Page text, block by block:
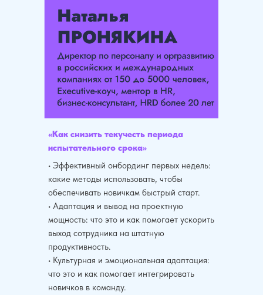
«Как снизить текучесть периода
испытательного срока»
• Эффективный онбординг первых недель:
какие методы использовать, чтобы
обеспечивать новичкам быстрый старт.
• Адаптация и вывод на проектную
мощность: что это и как помогает ускорить
выход сотрудника на штатную
продуктивность.
• Культурная и эмоциональная адаптация:
что это и как помогает интегрировать
новичков в команду.